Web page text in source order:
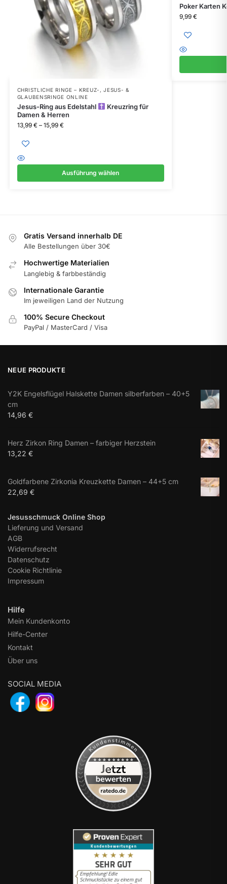
CHRISTLICHE RINGE – KREUZ-, JESUS- &
GLAUBENSRINGE ONLINE
Jesus-Ring aus Edelstahl
Kreuzring für
Damen & Herren
13,99 € – 15,99 €
Ausführung wählen
Poker Karten
9,99 €
Gratis Versand innerhalb DE
Alle Bestellungen über 30€
Hochwertige Materialien
Langlebig & farbbeständig
Internationale Garantie
Im jeweiligen Land der Nutzung
100% Secure Checkout
PayPal / MasterCard / Visa
NEUE PRODUKTE
Y2K Engelsflügel Halskette Damen silberfarben – 40+5
cm
14,96 €
Herz Zirkon Ring Damen – farbiger Herzstein
13,22 €
Goldfarbene Zirkonia Kreuzkette Damen – 44+5 cm
22,69 €
Jesusschmuck Online Shop
Lieferung und Versand
AGB
Widerrufsrecht
Datenschutz
Cookie Richtlinie
Impressum
Hilfe
Mein Kundenkonto
Hilfe-Center
Kontakt
Über uns
SOCIAL MEDIA